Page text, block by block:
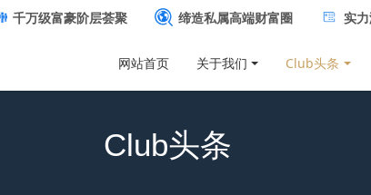
千万级富豪阶层荟聚 缔造私属高端财富圈 实
网站首页 关于我们 Club头条
Club头条